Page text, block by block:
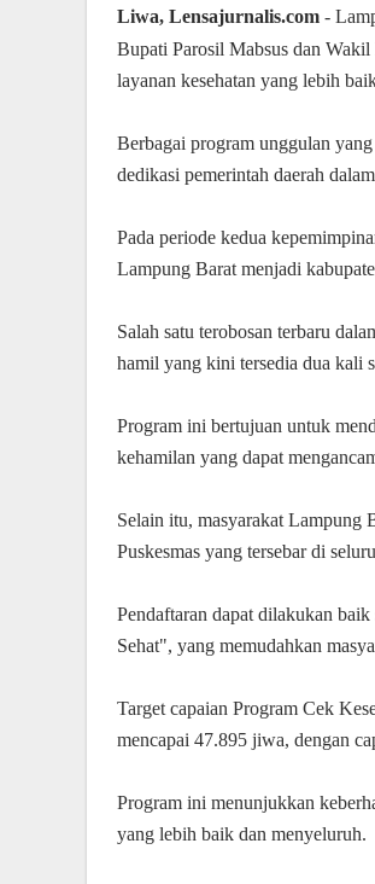
Liwa, Lensajurnalis.com -
Bupati Parosil Mabsus dan
layanan kesehatan yang lebih
Berbagai program unggulan
dedikasi pemerintah daerah
Pada periode kedua
Lampung Barat menjadi
Salah satu terobosan terbaru
hamil yang kini tersedia dua kali
Program ini bertujuan untuk
kehamilan yang dapat
Selain itu, masyarakat Lampung
Puskesmas yang tersebar di
Pendaftaran dapat dilakukan
Sehat", yang memudahkan
Target capaian Program Cek
mencapai 47.895 jiwa, dengan
Program ini menunjukkan
yang lebih baik dan menyeluruh.